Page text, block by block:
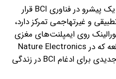
این دستاورد چین را به عنوان یک پیشرو در فناوری BCI قرار
و غیرتهاجمی تمرکز دارد،
روی ایمپلنت‌های مغزی
تهاجمی کار می‌کنند. این مطالعه که در Nature Electronics
منتشر شده است، مسیرهای جدیدی برای ادغام BCI در زندگی